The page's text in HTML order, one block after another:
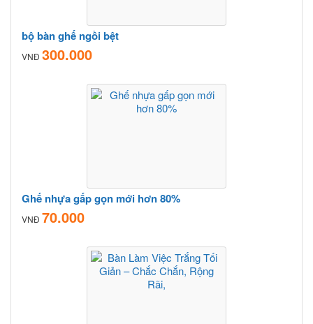
bộ bàn ghế ngồi bệt
VNĐ 300.000
Ghế nhựa gấp gọn mới hơn 80%
VNĐ 70.000